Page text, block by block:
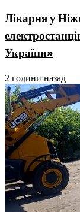
Лікарня у
України»
2 години назад